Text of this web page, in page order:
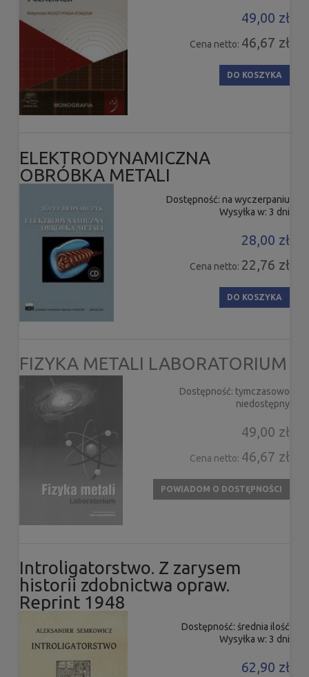
49,00 zł
Cena netto: 46,67 zł
DO KOSZYKA
ELEKTRODYNAMICZNA
OBRÓBKA METALI
Dostępność: na wyczerpaniu
Wysyłka w: 3 dni
28,00 zł
Cena netto: 22,76 zł
DO KOSZYKA
FIZYKA METALI LABORATORIUM
Dostępność: tymczasowo
niedostępny
49,00 zł
Cena netto: 46,67 zł
POWIADOM O DOSTĘPNOŚCI
Introligatorstwo. Z zarysem
historii zdobnictwa opraw.
Reprint 1948
Dostępność: średnia ilość
Wysyłka w: 3 dni
62,90 zł